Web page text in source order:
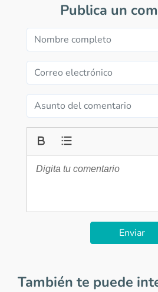
Publica un
Enviar
También te puede